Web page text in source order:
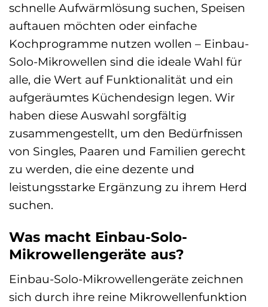
schnelle Aufwärmlösung suchen, Speisen
auftauen möchten oder einfache
Kochprogramme nutzen wollen – Einbau-
Solo-Mikrowellen sind die ideale Wahl für
alle, die Wert auf Funktionalität und ein
aufgeräumtes Küchendesign legen. Wir
haben diese Auswahl sorgfältig
zusammengestellt, um den Bedürfnissen
von Singles, Paaren und Familien gerecht
zu werden, die eine dezente und
leistungsstarke Ergänzung zu ihrem Herd
suchen.
Was macht Einbau-Solo-
Mikrowellengeräte aus?
Einbau-Solo-Mikrowellengeräte zeichnen
sich durch ihre reine Mikrowellenfunktion